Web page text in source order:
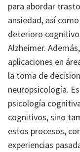
para abordar
ansiedad, así
deterioro
Alzheimer.
aplicaciones en
la toma de
neuropsicología.
psicología
cognitivos, sino
estos procesos,
experiencias